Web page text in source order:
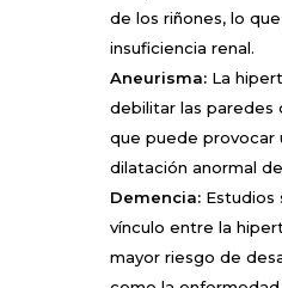
de los riñones, lo
insuficiencia renal.
Aneurisma:La
debilitar las paredes
que puede provocar
dilatación anormal
Demencia:Estudios
vínculo entre la
mayor riesgo de